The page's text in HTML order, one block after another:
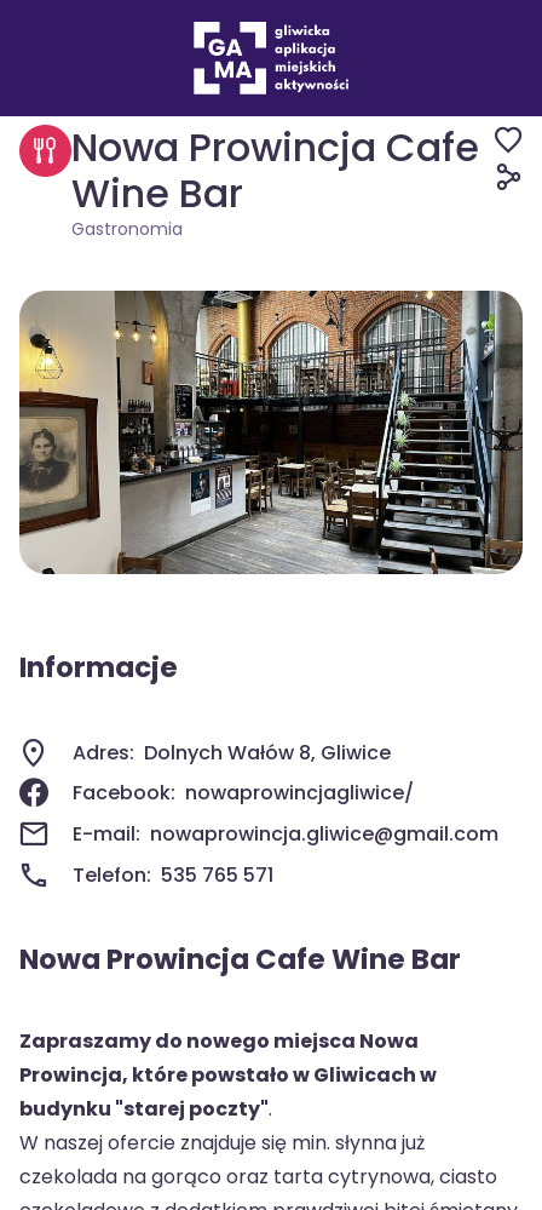
Gastronomia
Nowa Prowincja Cafe
Wine Bar
Gastronomia
Informacje
Adres: Dolnych Wałów 8, Gliwice
Facebook: nowaprowincjagliwice/
E-mail: nowaprowincja.gliwice@gmail.com
Telefon: 535 765 571
Nowa Prowincja Cafe Wine Bar
Zapraszamy do nowego miejsca Nowa
Prowincja, które powstało w Gliwicach w
budynku "starej poczty".
W naszej ofercie znajduje się min. słynna już
czekolada na gorąco oraz tarta cytrynowa, ciasto